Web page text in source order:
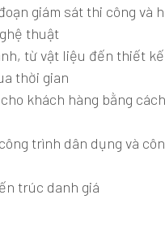
giám sát thi công và
thuật
từ vật liệu đến thiết
thời gian
khách hàng bằng
trình dân dụng và
trúc danh giá